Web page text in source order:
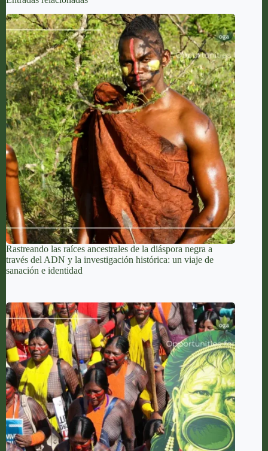
Rastreando las raíces ancestrales de la diáspora negra a
través del ADN y la investigación histórica: un viaje de
sanación e identidad